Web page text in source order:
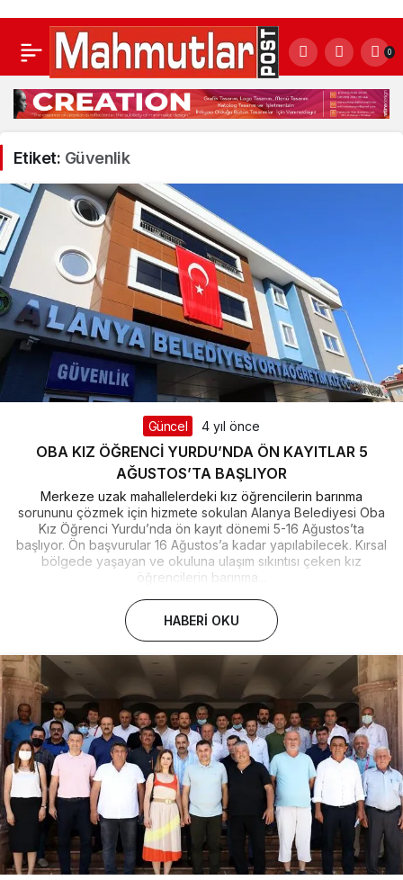
0
Etiket: Güvenlik
Güncel 4 yıl önce
OBA KIZ ÖĞRENCİ YURDU’NDA ÖN KAYITLAR 5
AĞUSTOS’TA BAŞLIYOR
Merkeze uzak mahallelerdeki kız öğrencilerin barınma
sorununu çözmek için hizmete sokulan Alanya Belediyesi Oba
Kız Öğrenci Yurdu’nda ön kayıt dönemi 5-16 Ağustos’ta
başlıyor. Ön başvurular 16 Ağustos’a kadar yapılabilecek. Kırsal
bölgede yaşayan ve okuluna ulaşım sıkıntısı çeken kız
öğrencilerin barınma...
HABERI OKU